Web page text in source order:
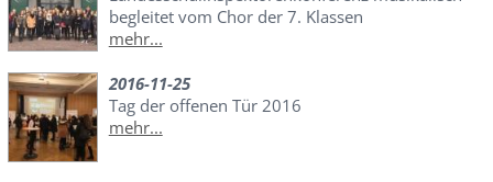
begleitet vom Chor der 7. Klassen
mehr...
2016-11-25
Tag der offenen Tür 2016
mehr...